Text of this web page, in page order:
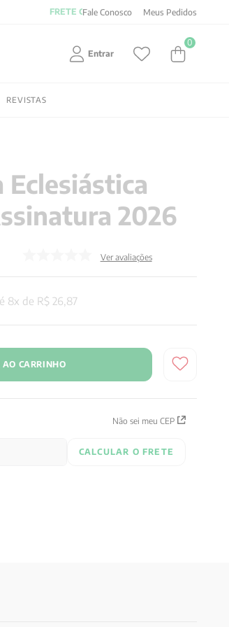
Fale Conosco Meus Pedidos
Entrar
0
REVISTAS
Eclesiástica
2026
Ver avaliações
8x de R$ 26 87
CARRINHO
Não sei meu CEP
CALCULAR O FRETE